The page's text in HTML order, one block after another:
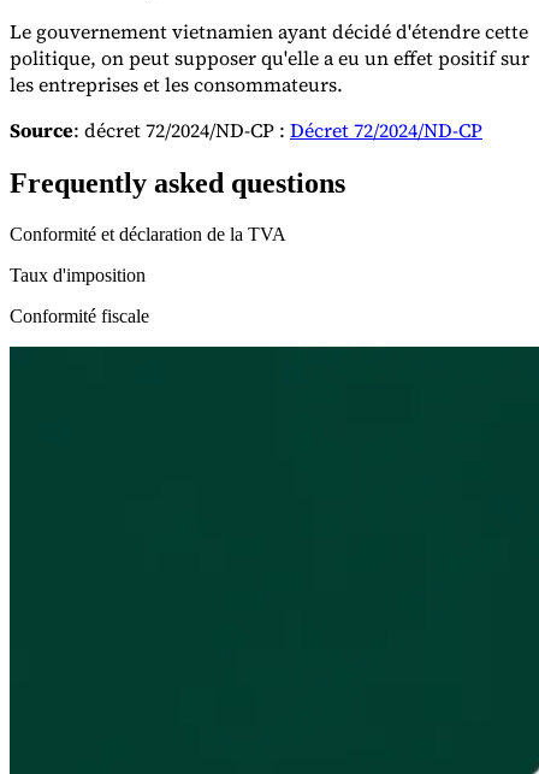
Le gouvernement vietnamien ayant décidé d'étendre cette
politique, on peut supposer qu'elle a eu un effet positif sur
les entreprises et les consommateurs.
Source: décret 72/2024/ND-CP : Décret 72/2024/ND-CP
Frequently asked questions
Conformité et déclaration de la TVA
Taux d'imposition
Conformité fiscale